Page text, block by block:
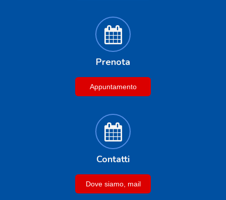
Prenota
Appuntamento
Contatti
Dove siamo, mail